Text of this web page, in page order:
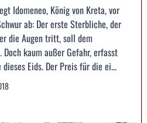
Idomeneo, König von Kreta, vor
ab: Der erste Sterbliche, der
die Augen tritt, soll dem
kaum außer Gefahr, erfasst
Eids. Der Preis für die ei...